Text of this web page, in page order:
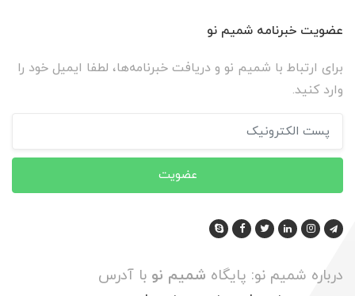
عضویت خبرنامه شمیم نو
برای ارتباط با شمیم نو و دریافت خبرنامه‌ها، لطفا ایمیل خود را
وارد کنید.
عضویت
درباره شمیم نو: پایگاه شمیم نو با آدرس